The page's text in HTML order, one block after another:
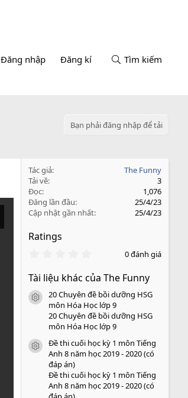
Đăng nhập Đăng kí Tìm kiếm
Bạn phải đăng nhập để tải
Tác giả
The Funny
Tải về
3
Đọc
1,076
Đăng lần đầu
25/4/23
Cập nhật gần nhất
25/4/23
Ratings
0
0
s
a
o
0 đánh giá
Tài liệu khác của The Funny
icon tài liệu
20 Chuyên đề bồi dưỡng HSG
môn Hóa Học lớp 9
20 Chuyên đề bồi dưỡng HSG
môn Hóa Học lớp 9
icon tài liệu
Đề thi cuối học kỳ 1 môn Tiếng
Anh 8 năm học 2019 - 2020 (có
đáp án)
Đề thi cuối học kỳ 1 môn Tiếng
Anh 8 năm học 2019 - 2020 (có